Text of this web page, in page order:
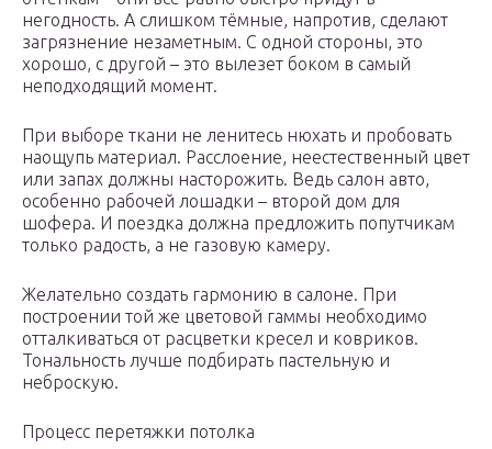
негодность. А слишком тёмные, напротив, сделают
загрязнение незаметным. С одной стороны, это
хорошо, с другой – это вылезет боком в самый
неподходящий момент.
При выборе ткани не ленитесь нюхать и пробовать
наощупь материал. Расслоение, неестественный цвет
или запах должны насторожить. Ведь салон авто,
особенно рабочей лошадки – второй дом для
шофера. И поездка должна предложить попутчикам
только радость, а не газовую камеру.
Желательно создать гармонию в салоне. При
построении той же цветовой гаммы необходимо
отталкиваться от расцветки кресел и ковриков.
Тональность лучше подбирать пастельную и
неброскую.
Процесс перетяжки потолка